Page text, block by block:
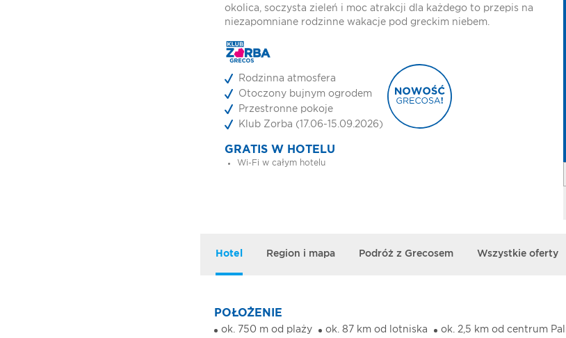
okolica, soczysta zieleń i moc atrakcji dla każdego to przepis na
niezapomniane rodzinne wakacje pod greckim niebem.
Rodzinna atmosfera
Otoczony bujnym ogrodem
Przestronne pokoje
Klub Zorba (17.06-15.09.2026)
GRATIS W HOTELU
Wi-Fi w całym hotelu
Hotel Region i mapa Podróż z Grecosem Wszystkie oferty
POŁOŻENIE
ok. 750 m od plaży ok. 87 km od lotniska
ok. 2,5 km od centrum